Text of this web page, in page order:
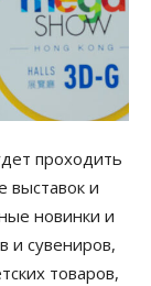
проходить
выставок и
новинки и
и сувениров,
товаров,